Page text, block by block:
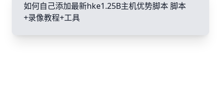
如何自己添加最新hke1.25B主机优势脚本 脚本
+录像教程+工具